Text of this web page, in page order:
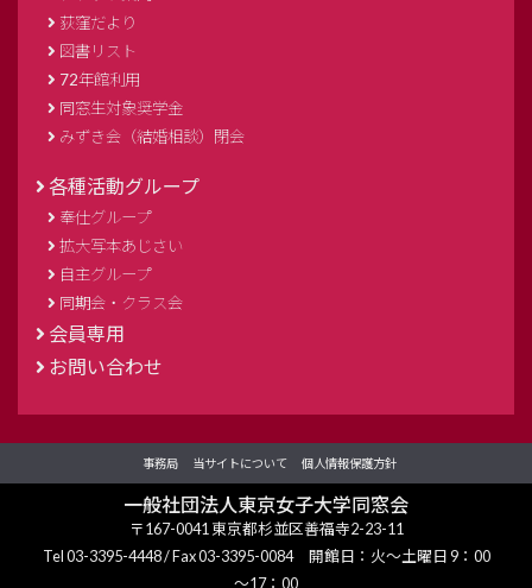
荻窪だより
図書リスト
72年館利用
同窓生対象奨学金
みずき会（結婚相談）閉会
各種活動グループ
奉仕グループ
拡大写本あじさい
自主グループ
同期会・クラス会
会員専用
お問い合わせ
事務局 当サイトについて 個人情報保護方針
一般社団法人東京女子大学同窓会
〒167-0041 東京都杉並区善福寺2-23-11
Tel03-3395-4448/ Fax 03-3395-0084 開館日：火～土曜日 9：00
～17：00